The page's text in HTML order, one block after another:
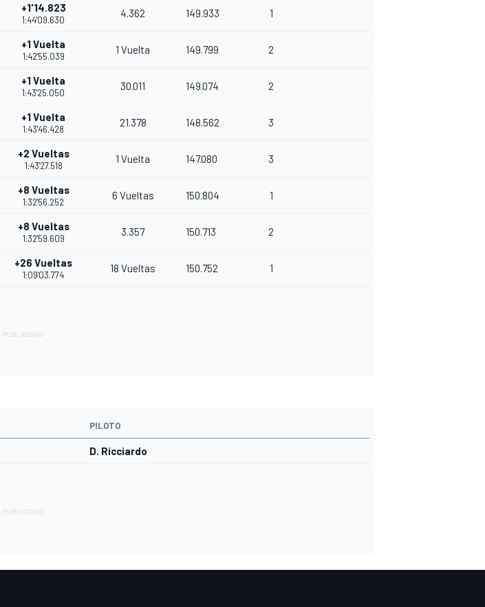
+1'14.823
1:44'09.630
4.362 149.933 1
+1 Vuelta
1:42'55.039
1 Vuelta 149.799 2
+1 Vuelta
1:43'25.050
30.011 149.074 2
+1 Vuelta
1:43'46.428
21.378 148.562 3
+2 Vueltas
1:43'27.518
1 Vuelta 147.080 3
+8 Vueltas
1:32'56.252
6 Vueltas 150.804 1
+8 Vueltas
1:32'59.609
3.357 150.713 2
+26 Vueltas
1:09'03.774
18 Vueltas 150.752 1
PILOTO
D. Ricciardo